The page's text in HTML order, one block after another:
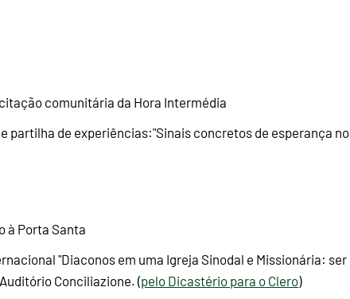
comunitária da Hora Intermédia
partilha de experiências:"Sinais concretos de esperança no
à Porta Santa
"Diaconos em uma Igreja Sinodal e Missionária: ser
Conciliazione. (pelo Dicastério para o Clero)